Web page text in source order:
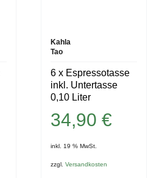
Kahla
Tao
6 x Espressotasse
inkl. Untertasse
0,10 Liter
34,90€
inkl. 19 % MwSt.
zzgl.Versandkosten